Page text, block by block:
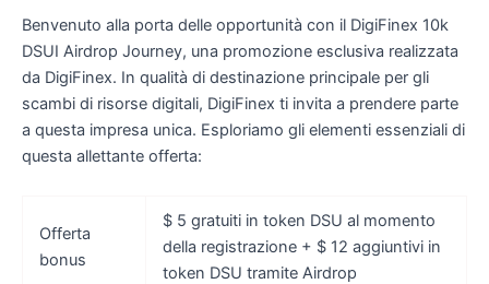
Benvenuto alla porta delle opportunità con il DigiFinex 10k
DSUI Airdrop Journey, una promozione esclusiva realizzata
da DigiFinex. In qualità di destinazione principale per gli
scambi di risorse digitali, DigiFinex ti invita a prendere parte
a questa impresa unica. Esploriamo gli elementi essenziali di
questa allettante offerta:
Offerta
bonus
$ 5 gratuiti in token DSU al momento
della registrazione + $ 12 aggiuntivi in ​​
token DSU tramite Airdrop